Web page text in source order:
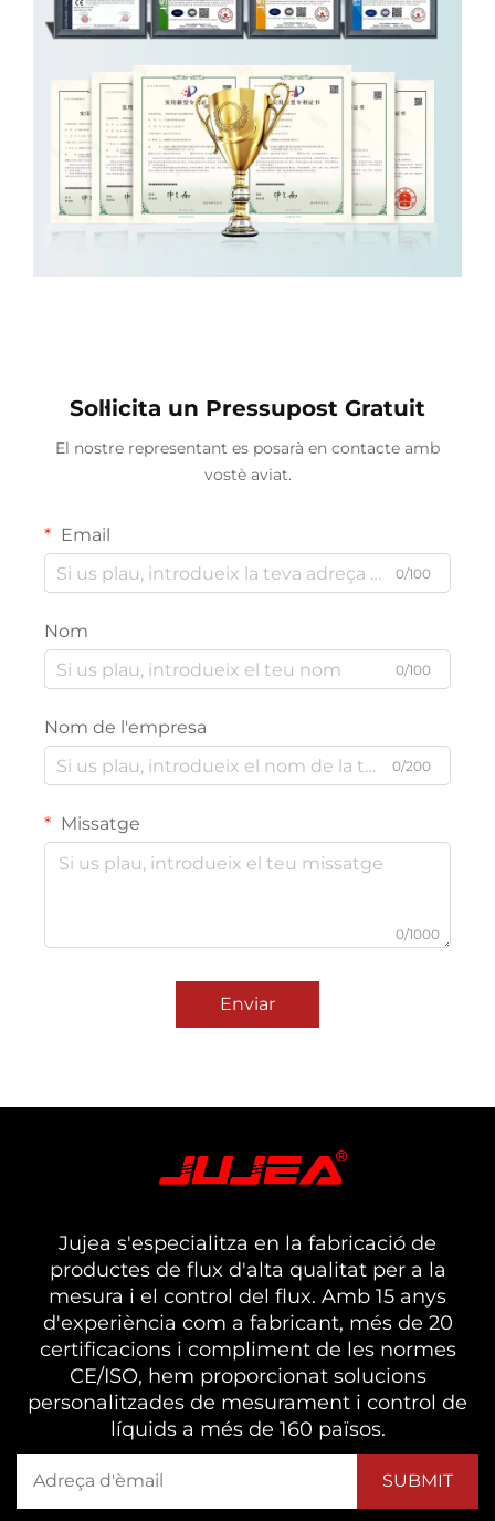
Sol·licita un Pressupost Gratuit
El nostre representant es posarà en contacte amb
vostè aviat.
Email
0/100
Nom
0/100
Nom de l'empresa
0/200
Missatge
0/1000
Enviar
Jujea s'especialitza en la fabricació de
productes de flux d'alta qualitat per a la
mesura i el control del flux. Amb 15 anys
d'experiència com a fabricant, més de 20
certificacions i compliment de les normes
CE/ISO, hem proporcionat solucions
personalitzades de mesurament i control de
líquids a més de 160 països.